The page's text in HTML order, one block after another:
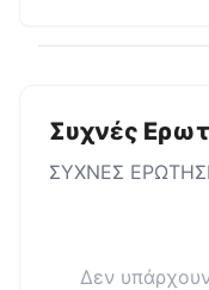
Συχνές
ΣΥΧΝΕΣ
Δεν